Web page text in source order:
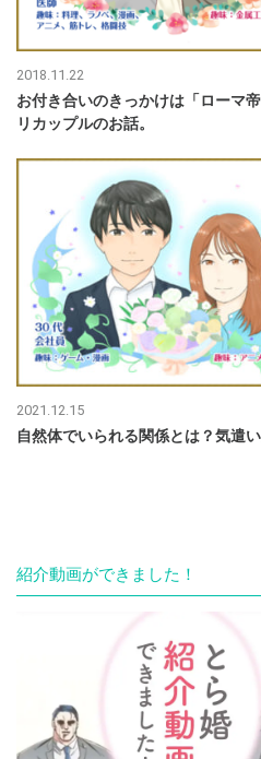
2018.11.22
お付き合いのきっかけは「ローマ
リカップルのお話。
2021.12.15
自然体でいられる関係とは？気遣
紹介動画ができました！